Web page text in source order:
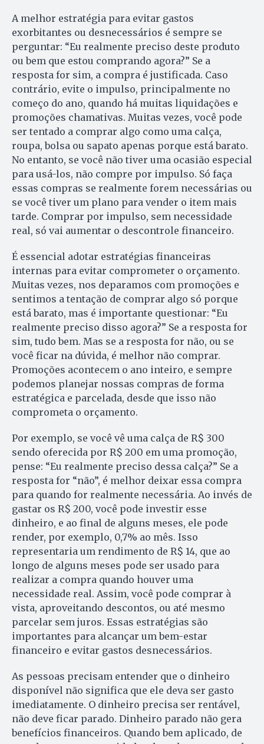
A melhor estratégia para evitar gastos
exorbitantes ou desnecessários é sempre se
perguntar: “Eu realmente preciso deste produto
ou bem que estou comprando agora?” Se a
resposta for sim, a compra é justificada. Caso
contrário, evite o impulso, principalmente no
começo do ano, quando há muitas liquidações e
promoções chamativas. Muitas vezes, você pode
ser tentado a comprar algo como uma calça,
roupa, bolsa ou sapato apenas porque está barato.
No entanto, se você não tiver uma ocasião especial
para usá-los, não compre por impulso. Só faça
essas compras se realmente forem necessárias ou
se você tiver um plano para vender o item mais
tarde. Comprar por impulso, sem necessidade
real, só vai aumentar o descontrole financeiro.
É essencial adotar estratégias financeiras
internas para evitar comprometer o orçamento.
Muitas vezes, nos deparamos com promoções e
sentimos a tentação de comprar algo só porque
está barato, mas é importante questionar: “Eu
realmente preciso disso agora?” Se a resposta for
sim, tudo bem. Mas se a resposta for não, ou se
você ficar na dúvida, é melhor não comprar.
Promoções acontecem o ano inteiro, e sempre
podemos planejar nossas compras de forma
estratégica e parcelada, desde que isso não
comprometa o orçamento.
Por exemplo, se você vê uma calça de R$ 300
sendo oferecida por R$ 200 em uma promoção,
pense: “Eu realmente preciso dessa calça?” Se a
resposta for “não”, é melhor deixar essa compra
para quando for realmente necessária. Ao invés de
gastar os R$ 200, você pode investir esse
dinheiro, e ao final de alguns meses, ele pode
render, por exemplo, 0,7% ao mês. Isso
representaria um rendimento de R$ 14, que ao
longo de alguns meses pode ser usado para
realizar a compra quando houver uma
necessidade real. Assim, você pode comprar à
vista, aproveitando descontos, ou até mesmo
parcelar sem juros. Essas estratégias são
importantes para alcançar um bem-estar
financeiro e evitar gastos desnecessários.
As pessoas precisam entender que o dinheiro
disponível não significa que ele deva ser gasto
imediatamente. O dinheiro precisa ser rentável,
não deve ficar parado. Dinheiro parado não gera
benefícios financeiros. Quando bem aplicado, de